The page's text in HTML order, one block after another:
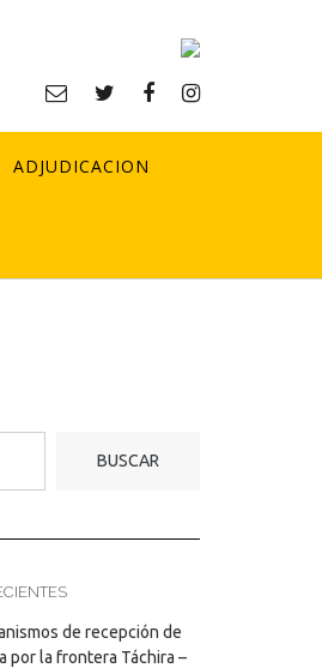
ADJUDICACION
BUSCAR
de recepción de
por la frontera Táchira –